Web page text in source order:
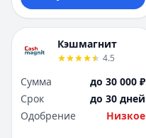
Кэшмагнит
4.5
Сумма
до 30 000 ₽
Срок
до 30 дней
Одобрение
Низкое